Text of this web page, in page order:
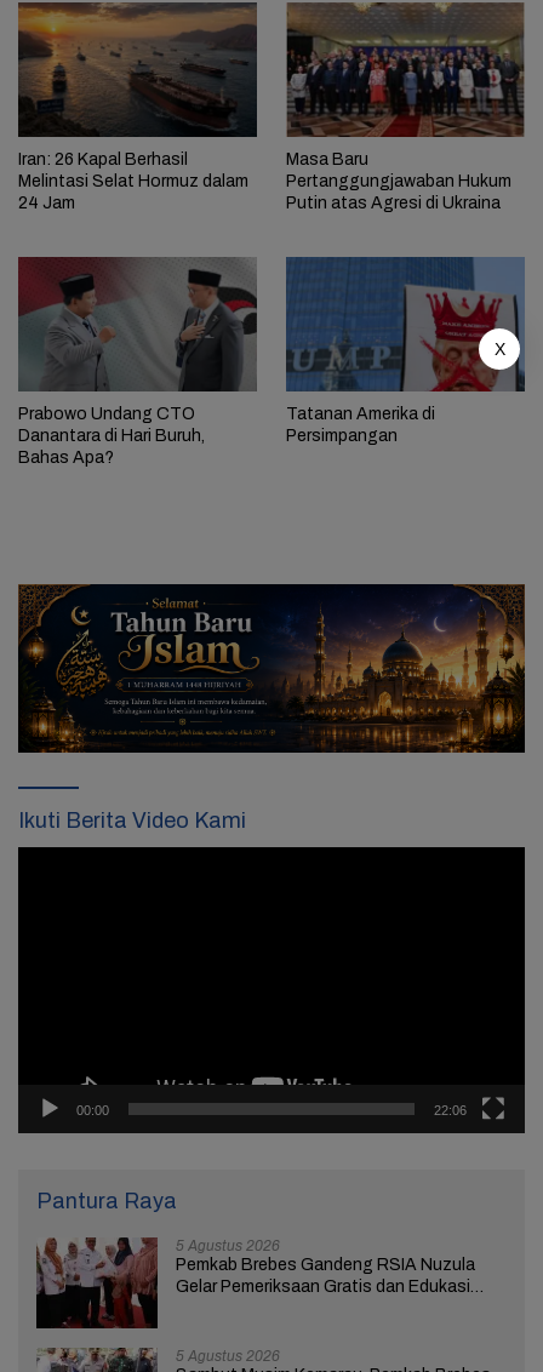
Iran: 26 Kapal Berhasil
Melintasi Selat Hormuz dalam
24 Jam
Masa Baru
Pertanggungjawaban Hukum
Putin atas Agresi di Ukraina
Prabowo Undang CTO
Danantara di Hari Buruh,
Bahas Apa?
Tatanan Amerika di
Persimpangan
Ikuti Berita Video Kami
00:00 22:06
Pantura Raya
5 Agustus 2026
Pemkab Brebes Gandeng RSIA Nuzula
Gelar Pemeriksaan Gratis dan Edukasi
5 Agustus 2026
X